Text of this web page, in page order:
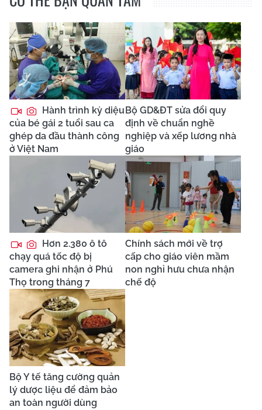
Hành trình kỳ diệu
của bé gái 2 tuổi sau ca
ghép da đầu thành công
ở Việt Nam
Bộ GD&ĐT sửa đổi quy
định về chuẩn nghề
nghiệp và xếp lương nhà
giáo
Hơn 2.380 ô tô
chạy quá tốc độ bị
camera ghi nhận ở Phú
Thọ trong tháng 7
Chính sách mới về trợ
cấp cho giáo viên mầm
non nghỉ hưu chưa nhận
chế độ
Bộ Y tế tăng cường quản
lý dược liệu để đảm bảo
an toàn người dùng